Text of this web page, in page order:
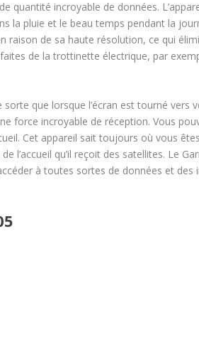
quantité incroyable de données.
la pluie et le beau temps pendant la
de sa haute résolution, ce qui
de la trottinette électrique, par
que lorsque l’écran est tourné vers
force incroyable de réception. Vous
Cet appareil sait toujours où vous
l’accueil qu’il reçoit des satellites. Le
à toutes sortes de données et